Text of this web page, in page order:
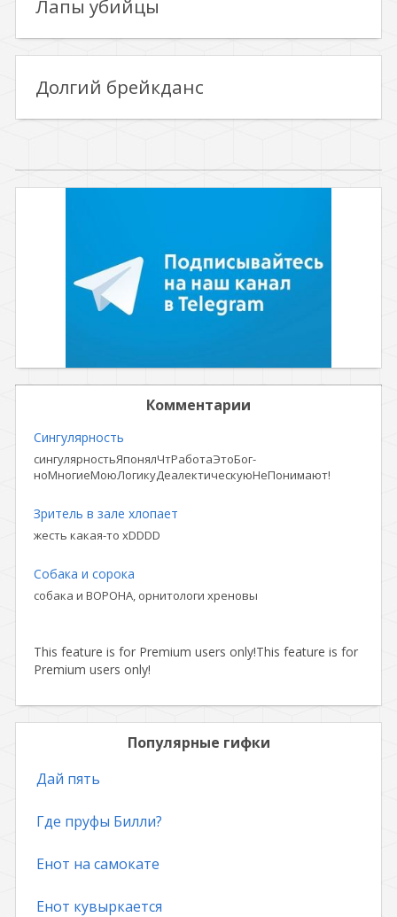
Лапы убийцы
Долгий брейкданс
Комментарии
Сингулярность
сингулярностьЯпонялЧтРаботаЭтоБог-
ноМногиеМоюЛогикуДеалектическуюНеПонимают!
Зритель в зале хлопает
жесть какая-то xDDDD
Собака и сорока
собака и ВОРОНА, орнитологи хреновы
This feature is for Premium users only!This feature is for
Premium users only!
Популярные гифки
Дай пять
Где пруфы Билли?
Енот на самокате
Енот кувыркается